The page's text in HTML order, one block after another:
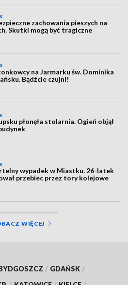
zachowania pieszych na
Skutki mogą być tragiczne
na Jarmarku św. Dominika
Bądźcie czujni!
płonęła stolarnia. Ogień objął
wypadek w Miastku. 26-latek
przebiec przez tory kolejowe
WIĘCEJ
/ GDAŃSK /